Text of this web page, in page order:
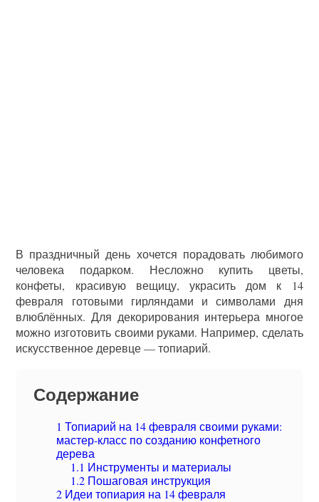
В праздничный день хочется порадовать любимого
человека подарком. Несложно купить цветы,
конфеты, красивую вещицу, украсить дом к 14
февраля готовыми гирляндами и символами дня
влюблённых. Для декорирования интерьера многое
можно изготовить своими руками. Например, сделать
искусственное деревце — топиарий.
Содержание
1 Топиарий на 14 февраля своими руками:
мастер-класс по созданию конфетного
дерева
1.1 Инструменты и материалы
1.2 Пошаговая инструкция
2 Идеи топиария на 14 февраля